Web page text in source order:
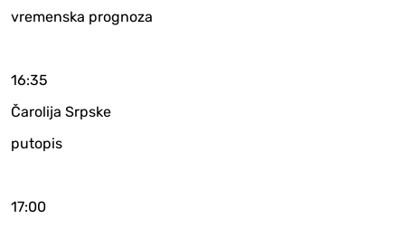
vremenska prognoza
16:35
Čarolija Srpske
putopis
17:00